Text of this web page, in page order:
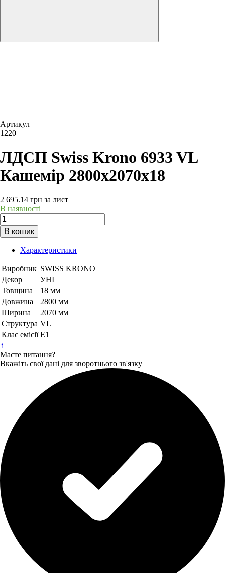
Артикул
1220
ЛДСП Swiss Krono 6933 VL
Кашемір 2800х2070х18
2 695.14 грн за лист
В наявності
В кошик
Характеристики
Виробник SWISS KRONO
Декор
УНІ
Товщина
18 мм
Довжина
2800 мм
Ширина
2070 мм
Структура VL
Клас емісії Е1
↑
Маєте питання?
Вкажіть свої дані для зворотнього зв'язку